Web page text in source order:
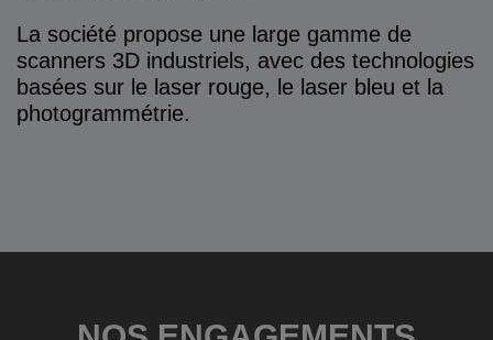
La société propose une large gamme de
scanners 3D industriels, avec des technologies
basées sur le laser rouge, le laser bleu et la
photogrammétrie.